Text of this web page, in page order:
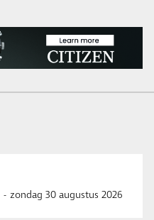
- zondag 30 augustus 2026